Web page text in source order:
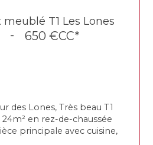
T1 Les Lones
- 650 €CC*
des Lones, Très beau T1
en rez-de-chaussée
principale avec cuisine,